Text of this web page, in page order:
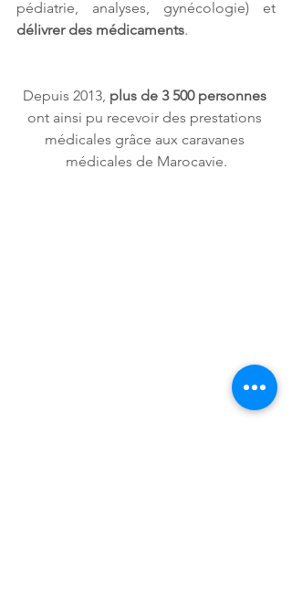
délivrer des médicaments.
Depuis 2013, plus de 3 500 personnes
ont ainsi pu recevoir des prestations
médicales grâce aux caravanes
médicales de Marocavie.